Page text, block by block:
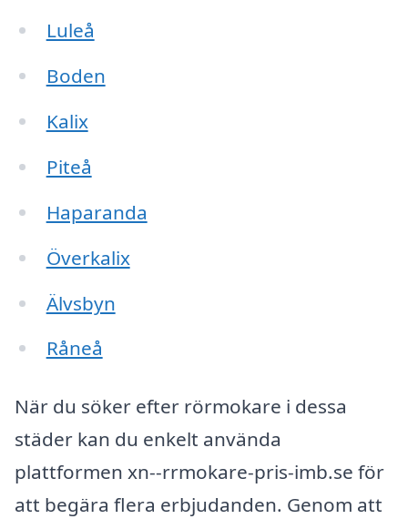
Luleå
Boden
Kalix
Piteå
Haparanda
Överkalix
Älvsbyn
Råneå
När du söker efter rörmokare i dessa
städer kan du enkelt använda
plattformen xn--rrmokare-pris-imb.se för
att begära flera erbjudanden. Genom att